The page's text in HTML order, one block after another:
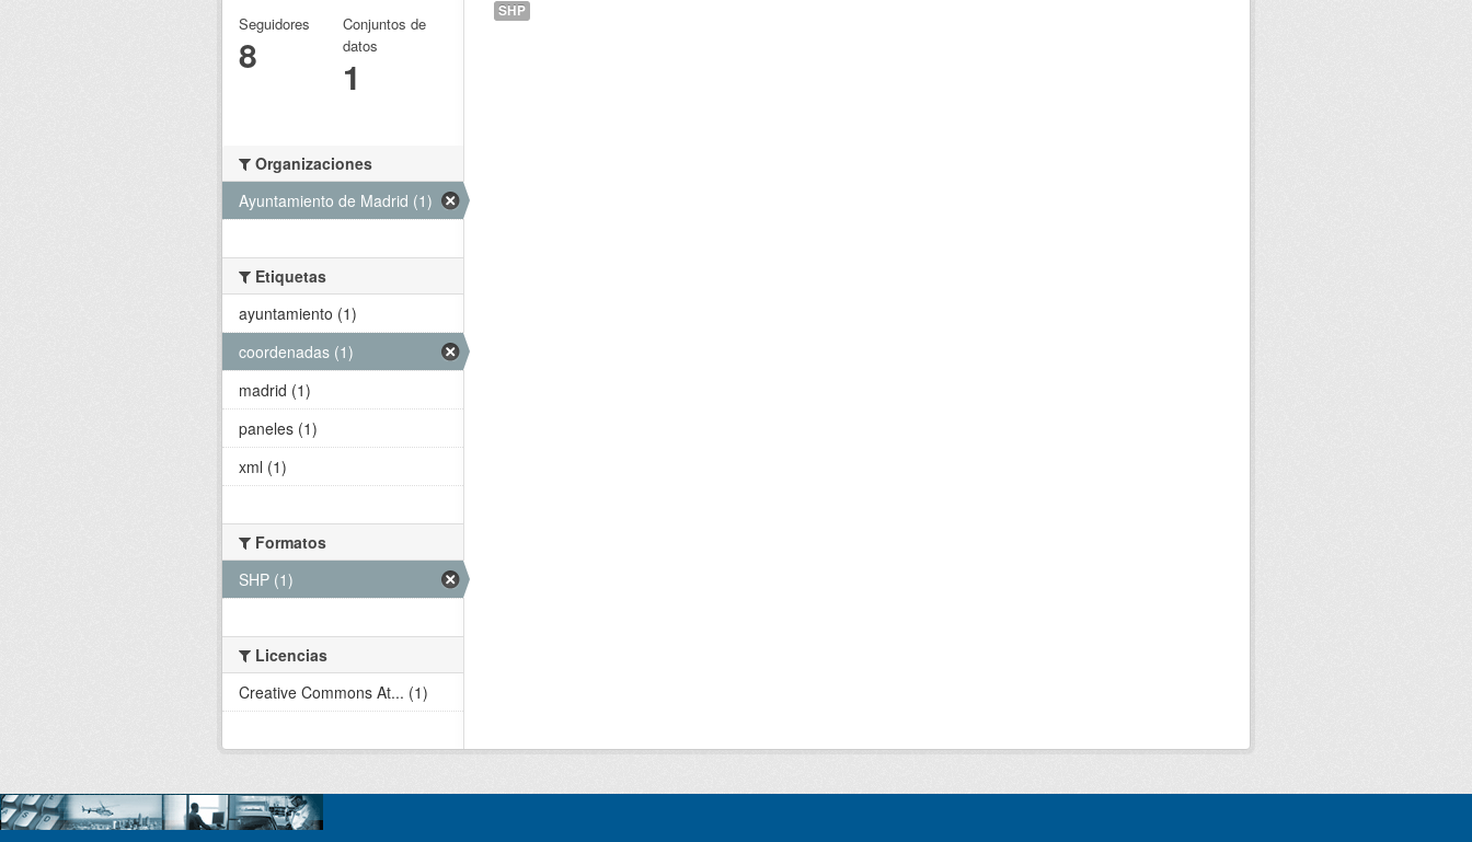
SHP
Seguidores
8
Conjuntos de
datos
1
Organizaciones
Ayuntamiento de Madrid (1)
Etiquetas
ayuntamiento (1)
coordenadas (1)
madrid (1)
paneles (1)
xml (1)
Formatos
SHP (1)
Licencias
Creative Commons At... (1)